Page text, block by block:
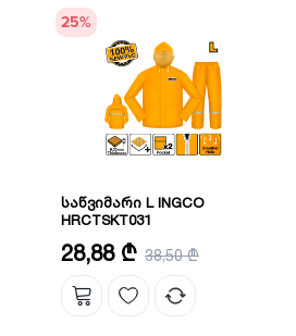
25%
საწვიმარი L INGCO
HRCTSKT031
ზომა: L
მასალა: PVC+პოლიესტერი
28,88 ₾ 38,50 ₾